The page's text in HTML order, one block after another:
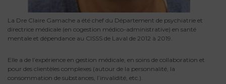
La Dre Claire Gamache a été chef du Département de psychiatrie et
directrice médicale (en cogestion médico-administrative) en santé
mentale et dépendance au CISSS de Laval de 2012 à 2019.
Elle a de l’expérience en gestion médicale, en soins de collaboration et
pour des clientèles complexes (autour de la personnalité, la
consommation de substances, l’invalidité, etc.).